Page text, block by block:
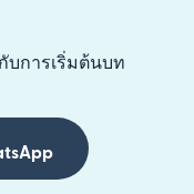
บการเริ่มต้นบท